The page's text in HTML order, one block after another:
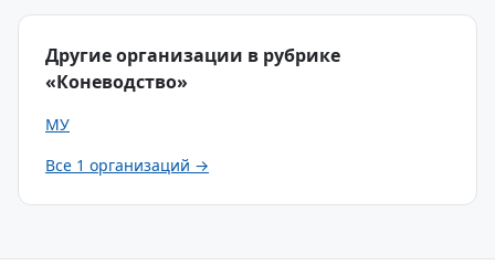
Другие организации в рубрике
«Коневодство»
МУ
Все 1 организаций →